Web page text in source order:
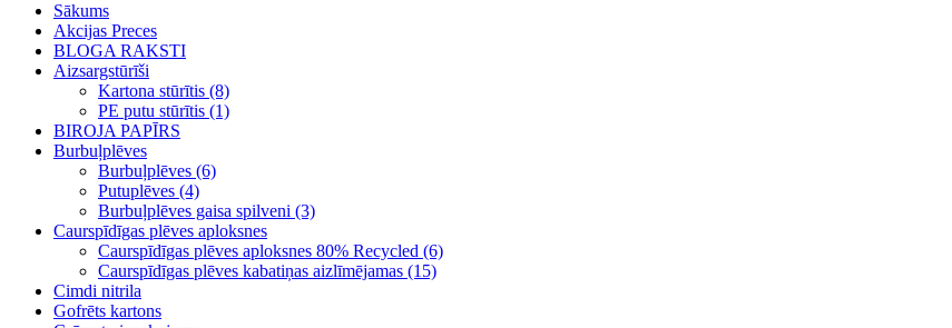
Sākums
Akcijas Preces
BLOGA RAKSTI
Aizsargstūrīši
Kartona stūrītis (8)
PE putu stūrītis (1)
BIROJA PAPĪRS
Burbuļplēves
Burbuļplēves (6)
Putuplēves (4)
Burbuļplēves gaisa spilveni (3)
Caurspīdīgas plēves aploksnes
Caurspīdīgas plēves aploksnes 80% Recycled (6)
Caurspīdīgas plēves kabatiņas aizlīmējamas (15)
Cimdi nitrila
Gofrēts kartons